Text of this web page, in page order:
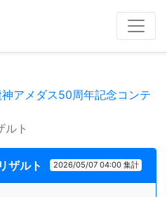
神アメダス50周年記念コンテ
ルト
ザルト 2026/05/07 04:00 集計